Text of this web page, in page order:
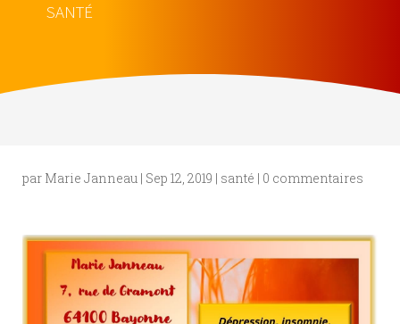
SANTÉ
par Marie Janneau | Sep 12, 2019 | santé | 0 commentaires